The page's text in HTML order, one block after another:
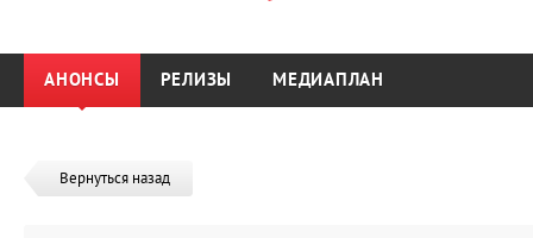
АНОНСЫ РЕЛИЗЫ МЕДИАПЛАН
Вернуться назад